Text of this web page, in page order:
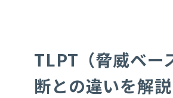
TLPT（脅威ベー
断との違いを解説